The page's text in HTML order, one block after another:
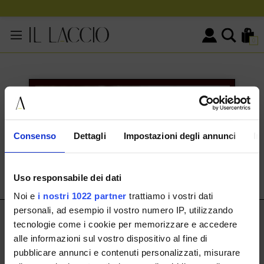
Consenso Dettagli Impostazioni degli annunci
Uso responsabile dei dati
Noi e i nostri 1022 partner trattiamo i vostri dati
personali, ad esempio il vostro numero IP, utilizzando
tecnologie come i cookie per memorizzare e accedere
alle informazioni sul vostro dispositivo al fine di
pubblicare annunci e contenuti personalizzati, misurare
0
KONTAKTINFORMATIONEN
Via Cassala 20 25126 Brescia
+393291008001
IL LACCIO
IL LACCIO